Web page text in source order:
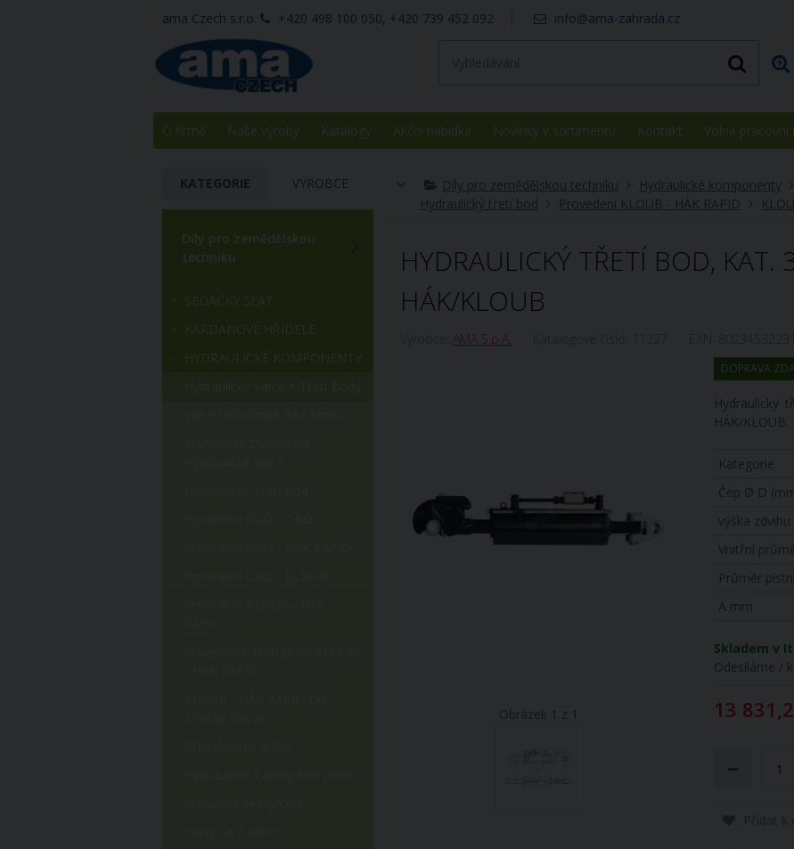
ama Czech s.r.o. +420 498 100 050, +420 739 452 092 info@ama-zahrada.cz
O firmě Naše výroby Katalogy Akční nabídka Novinky v sortimentu Kontakt Volná pracovní
Díly pro zemědělskou techniku Hydraulické komponenty
Hydraulický třetí bod
Provedení KLOUB - HÁK RAPID
HYDRAULICKÝ TŘETÍ BOD,
HÁK/KLOUB
AMA S.p.A.
Obrázek 1 z 1
DOPRAVA
Hydraulický
HÁK/KLOUB.
Kategorie
Čep Ø D
výška
Vnitřní
Průměr
A mm
Skladem v
Odesíláme /
13
KATEGORIE VÝROBCE
Díly pro zemědělskou
techniku
SEDAČKY SEAT
KARDANOVÉ HŘÍDELE
HYDRAULICKÉ KOMPONENTY